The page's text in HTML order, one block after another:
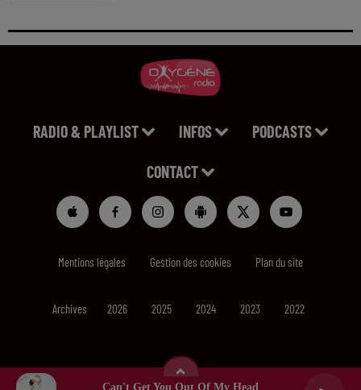
Can't Get You Out Of My Head
RADIO & PLAYLIST INFOS PODCASTS
CONTACT
Mentions légales Gestion des cookies Plan du site
Archives 2026 2025 2024 2023 2022